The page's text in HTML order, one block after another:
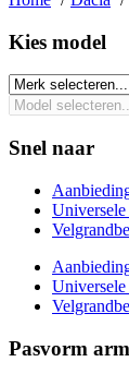
Kies model​
Snel naar
Pasvorm